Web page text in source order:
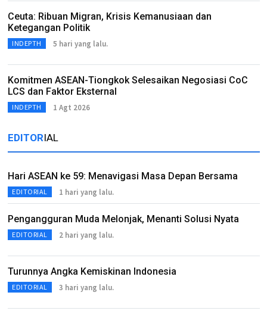
Ceuta: Ribuan Migran, Krisis Kemanusiaan dan
Ketegangan Politik
INDEPTH 5 hari yang lalu.
Komitmen ASEAN-Tiongkok Selesaikan Negosiasi CoC
LCS dan Faktor Eksternal
INDEPTH 1 Agt 2026
EDITORIAL
Hari ASEAN ke 59: Menavigasi Masa Depan Bersama
EDITORIAL 1 hari yang lalu.
Pengangguran Muda Melonjak, Menanti Solusi Nyata
EDITORIAL 2 hari yang lalu.
Turunnya Angka Kemiskinan Indonesia
EDITORIAL 3 hari yang lalu.